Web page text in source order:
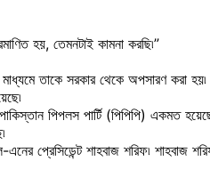
হয়, তেমনটাই কামনা করছি৷”
তাকে সরকার থেকে অপসারণ করা হয়৷
পিপলস পার্টি (পিপিপি) একমত হয়েছে
প্রেসিডেন্ট শাহবাজ শরিফ৷ শাহবাজ